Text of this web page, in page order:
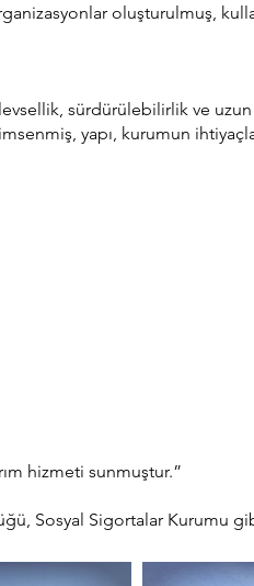
oluşturulmuş,
sürdürülebilirlik ve
yapı, kurumun
hizmeti sunmuştur.”
Sosyal Sigortalar Kurumu